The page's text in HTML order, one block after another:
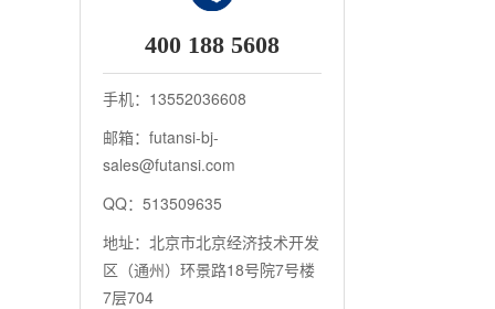
400 188 5608
手机：13552036608
邮箱：futansi-bj-
sales@futansi.com
QQ：513509635
地址：北京市北京经济技术开发
区（通州）环景路18号院7号楼
7层704